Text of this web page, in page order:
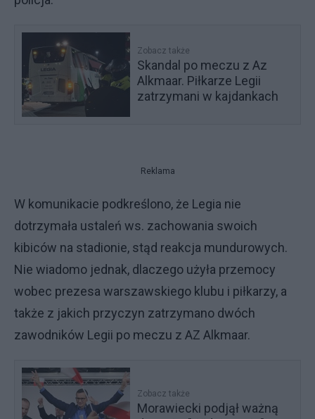
Zobacz także
Skandal po meczu z Az
Alkmaar. Piłkarze Legii
zatrzymani w kajdankach
Reklama
W komunikacie podkreślono, że Legia nie
dotrzymała ustaleń ws. zachowania swoich
kibiców na stadionie, stąd reakcja mundurowych.
Nie wiadomo jednak, dlaczego użyła przemocy
wobec prezesa warszawskiego klubu i piłkarzy, a
także z jakich przyczyn zatrzymano dwóch
zawodników Legii po meczu z AZ Alkmaar.
Zobacz także
Morawiecki podjął ważną